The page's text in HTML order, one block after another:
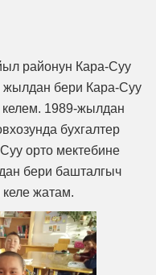
районун Кара-Суу
бери Кара-Суу
1989-жылдан
бухгалтер
орто мектебине
бери башталгыч
жатам.